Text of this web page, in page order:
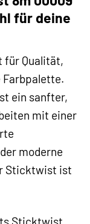
für deine
für Qualität,
Farbpalette.
ein sanfter,
mit einer
moderne
Sticktwist ist